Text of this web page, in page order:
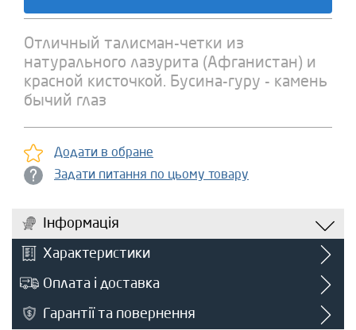
Отличный талисман-четки из
натурального лазурита (Афганистан) и
красной кисточкой. Бусина-гуру - камень
бычий глаз
Додати в обране
Задати питання по цьому товару
Інформація
Характеристики
Оплата і доставка
Гарантії та повернення